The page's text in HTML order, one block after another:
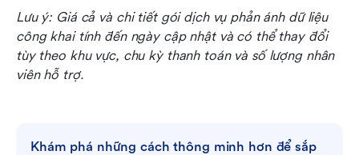
Lưu ý: Giá cả và chi tiết gói dịch vụ phản ánh dữ liệu
công khai tính đến ngày cập nhật và có thể thay đổi
tùy theo khu vực, chu kỳ thanh toán và số lượng nhân
viên hỗ trợ.
Khám phá những cách thông minh hơn để sắp